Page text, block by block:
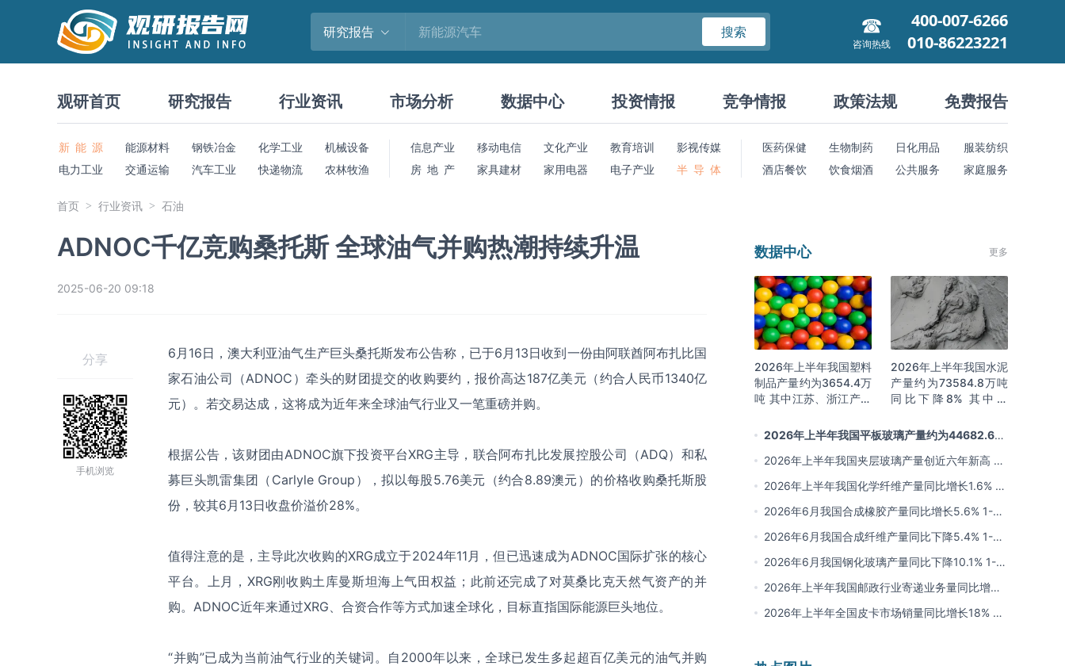
研究报告 搜索
咨询热线
400-007-6266
010-86223221
观研首页 研究报告 行业资讯 市场分析 数据中心 投资情报 竞争情报 政策法规 免费报告
新 能 源 能源材料 钢铁冶金 化学工业
机械设备
电力工业
交通运输 汽车工业 快递物流 农林牧渔
信息产业 移动电信 文化产业 教育培训
影视传媒
房 地 产
家具建材 家用电器 电子产业 半 导 体
医药保健 生物制药 日化用品
服装纺织
酒店餐饮
饮食烟酒 公共服务 家庭服务
首页 行业资讯 石油
ADNOC千亿竞购桑托斯 全球油气并购热潮持续升温
2025-06-20 09:18
分享
手机浏览
6月16日，澳大利亚油气生产巨头桑托斯发布公告称，已于6月13日收到一份由阿联酋阿布扎比国
家石油公司（ADNOC）牵头的财团提交的收购要约，报价高达187亿美元（约合人民币1340亿
元）。若交易达成，这将成为近年来全球油气行业又一笔重磅并购。
根据公告，该财团由ADNOC旗下投资平台XRG主导，联合阿布扎比发展控股公司（ADQ）和私
募巨头凯雷集团（Carlyle Group），拟以每股5.76美元（约合8.89澳元）的价格收购桑托斯股
份，较其6月13日收盘价溢价28%。
值得注意的是，主导此次收购的XRG成立于2024年11月，但已迅速成为ADNOC国际扩张的核心
平台。上月，XRG刚收购土库曼斯坦海上气田权益；此前还完成了对莫桑比克天然气资产的并
购。ADNOC近年来通过XRG、合资合作等方式加速全球化，目标直指国际能源巨头地位。
“并购”已成为当前油气行业的关键词。自2000年以来，全球已发生多起超百亿美元的油气并购
数据中心 更多
2026年上半年我国塑料
制品产量约为3654.4万
吨 其中江苏、浙江产量
16.0%
2026年上半年我国水泥
产量约为73584.8万吨
同比下降8% 其中广
名前三
2026年上半年我国平板玻璃产量约为44682.6万
重量箱 同比下降5.7% 其中河北产量最多 占比16%
2026年上半年我国夹层玻璃产量创近六年新高 约
为7964.8万平方米 同比下降0.9%
2026年上半年我国化学纤维产量同比增长1.6% 其
中浙江、江苏产量分别占比42.03%、31.34%
2026年6月我国合成橡胶产量同比增长5.6% 1-6
月累计产量同比增长6.4%
2026年6月我国合成纤维产量同比下降5.4% 1-6
月累计产量为3815.7万吨 同比增长0.8%
2026年6月我国钢化玻璃产量同比下降10.1% 1-6
月累计产量同比下降8.4%
2026年上半年我国邮政行业寄递业务量同比增长
4.2% 业务收入同比增长6%
2026年上半年全国皮卡市场销量同比增长18% 出